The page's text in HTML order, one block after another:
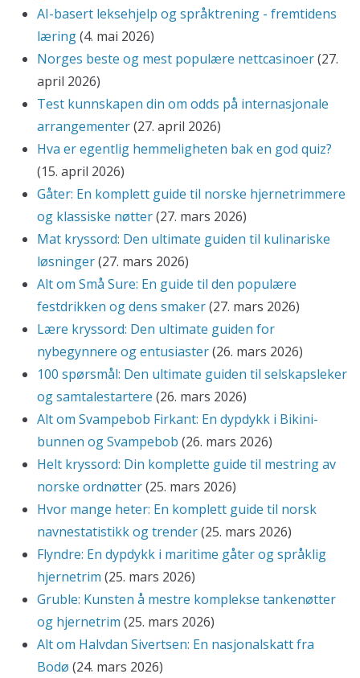
AI-basert leksehjelp og språktrening - fremtidens
læring(4. mai 2026)
Norges beste og mest populære nettcasinoer(27.
april 2026)
Test kunnskapen din om odds på internasjonale
arrangementer(27. april 2026)
Hva er egentlig hemmeligheten bak en god quiz?
(15. april 2026)
Gåter: En komplett guide til norske hjernetrimmere
og klassiske nøtter(27. mars 2026)
Mat kryssord: Den ultimate guiden til kulinariske
løsninger(27. mars 2026)
Alt om Små Sure: En guide til den populære
festdrikken og dens smaker(27. mars 2026)
Lære kryssord: Den ultimate guiden for
nybegynnere og entusiaster(26. mars 2026)
100 spørsmål: Den ultimate guiden til selskapsleker
og samtalestartere (26. mars 2026)
Alt om Svampebob Firkant: En dypdykk i Bikini-
bunnen og Svampebob (26. mars 2026)
Helt kryssord: Din komplette guide til mestring av
norske ordnøtter(25. mars 2026)
Hvor mange heter: En komplett guide til norsk
navnestatistikk og trender(25. mars 2026)
Flyndre: En dypdykk i maritime gåter og språklig
hjernetrim (25. mars 2026)
Gruble: Kunsten å mestre komplekse tankenøtter
og hjernetrim (25. mars 2026)
Alt om Halvdan Sivertsen: En nasjonalskatt fra
Bodø (24. mars 2026)